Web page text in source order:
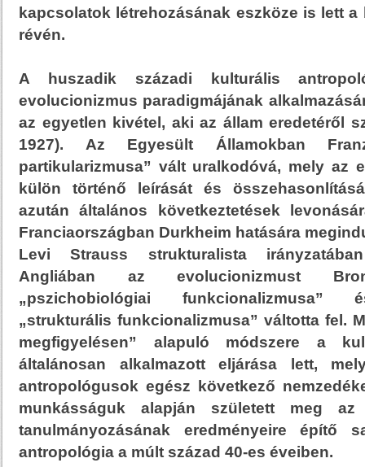
kapcsolatok létrehozásának eszköze is lett
révén.
A huszadik századi kulturális
evolucionizmus paradigmájának
az egyetlen kivétel, aki az állam eredetéről
1927). Az Egyesült Államokban
partikularizmusa” vált uralkodóvá, mely az
külön történő leírását és
azután általános következtetések
Franciaországban Durkheim hatására
Levi Strauss strukturalista
Angliában az evolucionizmust
„pszichobiológiai funkcionalizmusa”
„strukturális funkcionalizmusa” váltotta fel.
megfigyelésen” alapuló módszere a
általánosan alkalmazott eljárása lett,
antropológusok egész következő
munkásságuk alapján született meg az
tanulmányozásának eredményeire építő
antropológia a múlt század 40-es éveiben.